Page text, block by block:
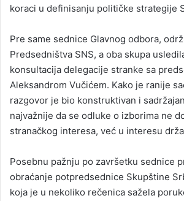
koraci u definisanju političke strategije
Pre same sednice Glavnog odbora,
Predsedništva SNS, a oba skupa
konsultacija delegacije stranke sa
Aleksandrom Vučićem. Kako je ranije
razgovor je bio konstruktivan i
najvažnije da se odluke o izborima ne
stranačkog interesa, već u interesu
Posebnu pažnju po završetku sednice
obraćanje potpredsednice Skupštine
koja je u nekoliko rečenica sažela